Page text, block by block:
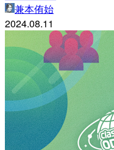
兼本侑始
2024.08.11